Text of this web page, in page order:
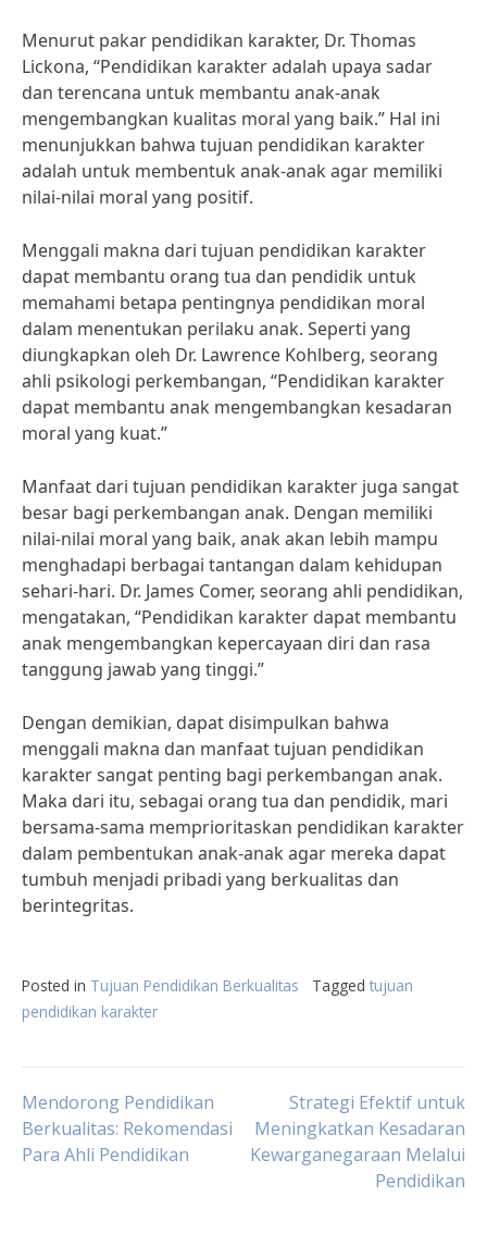
Menurut pakar pendidikan karakter, Dr. Thomas
Lickona, “Pendidikan karakter adalah upaya sadar
dan terencana untuk membantu anak-anak
mengembangkan kualitas moral yang baik.” Hal ini
menunjukkan bahwa tujuan pendidikan karakter
adalah untuk membentuk anak-anak agar memiliki
nilai-nilai moral yang positif.
Menggali makna dari tujuan pendidikan karakter
dapat membantu orang tua dan pendidik untuk
memahami betapa pentingnya pendidikan moral
dalam menentukan perilaku anak. Seperti yang
diungkapkan oleh Dr. Lawrence Kohlberg, seorang
ahli psikologi perkembangan, “Pendidikan karakter
dapat membantu anak mengembangkan kesadaran
moral yang kuat.”
Manfaat dari tujuan pendidikan karakter juga sangat
besar bagi perkembangan anak. Dengan memiliki
nilai-nilai moral yang baik, anak akan lebih mampu
menghadapi berbagai tantangan dalam kehidupan
sehari-hari. Dr. James Comer, seorang ahli pendidikan,
mengatakan, “Pendidikan karakter dapat membantu
anak mengembangkan kepercayaan diri dan rasa
tanggung jawab yang tinggi.”
Dengan demikian, dapat disimpulkan bahwa
menggali makna dan manfaat tujuan pendidikan
karakter sangat penting bagi perkembangan anak.
Maka dari itu, sebagai orang tua dan pendidik, mari
bersama-sama memprioritaskan pendidikan karakter
dalam pembentukan anak-anak agar mereka dapat
tumbuh menjadi pribadi yang berkualitas dan
berintegritas.
Posted in Tujuan Pendidikan Berkualitas Tagged tujuan
pendidikan karakter
Post
navigation
Mendorong Pendidikan
Berkualitas: Rekomendasi
Para Ahli Pendidikan
Strategi Efektif untuk
Meningkatkan Kesadaran
Kewarganegaraan Melalui
Pendidikan